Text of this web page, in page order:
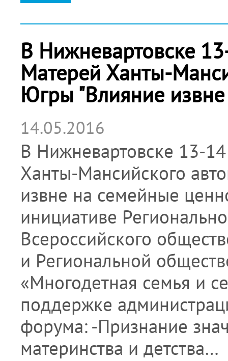
В Нижневартовске
Матерей Ханты-
Югры "Влияние
14.05.2016
В Нижневартовске 13-
Ханты-Мансийского
извне на семейные
инициативе
Всероссийского
и Региональной
«Многодетная семья и
поддержке
форума: -Признание
материнства и детства…